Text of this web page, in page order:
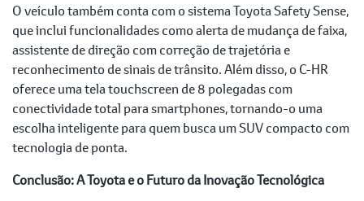
O veículo também conta com o sistema Toyota Safety Sense,
que inclui funcionalidades como alerta de mudança de faixa,
assistente de direção com correção de trajetória e
reconhecimento de sinais de trânsito. Além disso, o C-HR
oferece uma tela touchscreen de 8 polegadas com
conectividade total para smartphones, tornando-o uma
escolha inteligente para quem busca um SUV compacto com
tecnologia de ponta.
Conclusão: A Toyota e o Futuro da Inovação Tecnológica